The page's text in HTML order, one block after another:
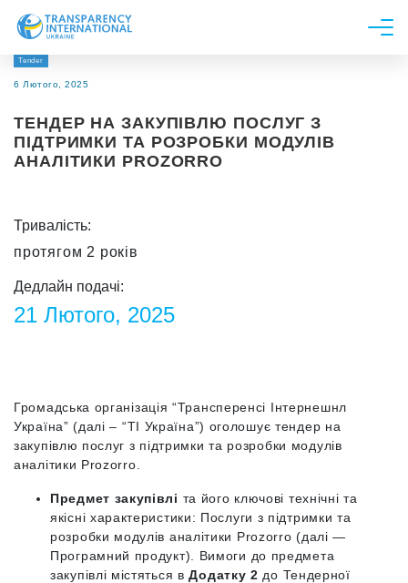
Про нас
Дослідження
Напрями роботи
Tender
6 Лютого, 2025
ТЕНДЕР НА ЗАКУПІВЛЮ ПОСЛУГ З
ПІДТРИМКИ ТА РОЗРОБКИ МОДУЛІВ
АНАЛІТИКИ PROZORRO
Тривалість:
протягом 2 років
Дедлайн подачі:
21 Лютого, 2025
Громадська організація “Трансперенсі Інтернешнл
Україна” (далі – “TI Україна”) оголошує тендер на
закупівлю послуг з підтримки та розробки модулів
аналітики Prozorro.
Предмет закупівлі та його ключові технічні та
якісні характеристики: Послуги з підтримки та
розробки модулів аналітики Prozorro (далі —
Програмний продукт). Вимоги до предмета
закупівлі містяться в Додатку 2 до Тендерної